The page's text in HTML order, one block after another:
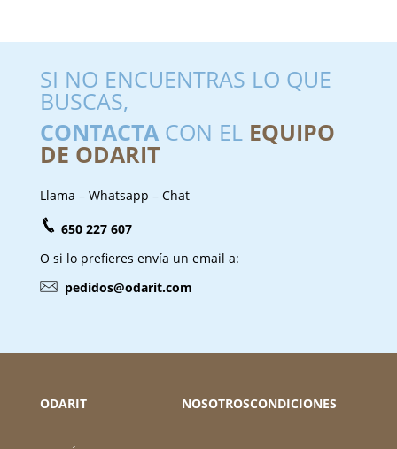
SI NO ENCUENTRAS LO QUE
BUSCAS,
CONTACTACON EL EQUIPO
DE ODARIT
Llama – Whatsapp – Chat
650 227 607
O si lo prefieres envía un email a:
pedidos@odarit.com
ODARIT NOSOTROSCONDICIONES